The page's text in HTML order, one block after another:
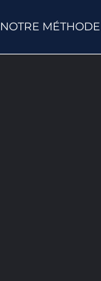
NOTRE MÉTHODE